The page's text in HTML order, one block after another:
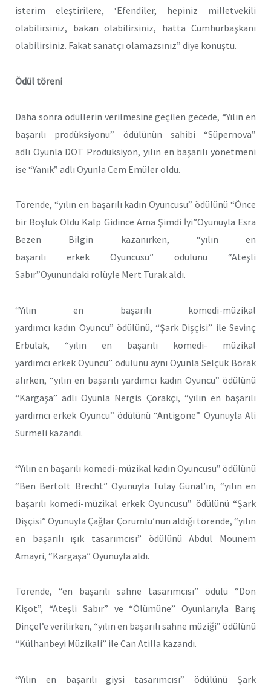
isterim eleştirilere, ‘Efendiler, hepiniz milletvekili
olabilirsiniz, bakan olabilirsiniz, hatta Cumhurbaşkanı
olabilirsiniz. Fakat sanatçı olamazsınız” diye konuştu.
Ödül töreni
Daha sonra ödüllerin verilmesine geçilen gecede, “Yılın en
başarılı prodüksiyonu” ödülünün sahibi “Süpernova”
adlı Oyunla DOT Prodüksiyon, yılın en başarılı yönetmeni
ise “Yanık” adlı Oyunla Cem Emüler oldu.
Törende, “yılın en başarılı kadın Oyuncusu” ödülünü “Önce
bir Boşluk Oldu Kalp Gidince Ama Şimdi İyi”Oyunuyla Esra
Bezen Bilgin kazanırken, “yılın en
başarılı erkek Oyuncusu” ödülünü “Ateşli
Sabır”Oyunundaki rolüyle Mert Turak aldı.
“Yılın en başarılı komedi-müzikal
yardımcı kadın Oyuncu” ödülünü, “Şark Dişçisi” ile Sevinç
Erbulak, “yılın en başarılı komedi- müzikal
yardımcı erkek Oyuncu” ödülünü aynı Oyunla Selçuk Borak
alırken, “yılın en başarılı yardımcı kadın Oyuncu” ödülünü
“Kargaşa” adlı Oyunla Nergis Çorakçı, “yılın en başarılı
yardımcı erkek Oyuncu” ödülünü “Antigone” Oyunuyla Ali
Sürmeli kazandı.
“Yılın en başarılı komedi-müzikal kadın Oyuncusu” ödülünü
“Ben Bertolt Brecht” Oyunuyla Tülay Günal’ın, “yılın en
başarılı komedi-müzikal erkek Oyuncusu” ödülünü “Şark
Dişçisi” Oyunuyla Çağlar Çorumlu’nun aldığı törende, “yılın
en başarılı ışık tasarımcısı” ödülünü Abdul Mounem
Amayri, “Kargaşa” Oyunuyla aldı.
Törende, “en başarılı sahne tasarımcısı” ödülü “Don
Kişot”, “Ateşli Sabır” ve “Ölümüne” Oyunlarıyla Barış
Dinçel’e verilirken, “yılın en başarılı sahne müziği” ödülünü
“Külhanbeyi Müzikali” ile Can Atilla kazandı.
“Yılın en başarılı giysi tasarımcısı” ödülünü Şark